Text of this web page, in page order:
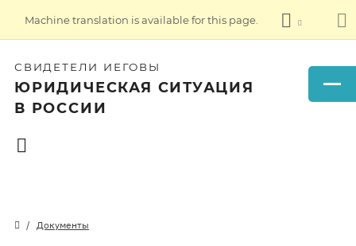
Machine translation is available for this page.
СВИДЕТЕЛИ ИЕГОВЫ
ЮРИДИЧЕСКАЯ СИТУАЦИЯ
В РОССИИ
Документы